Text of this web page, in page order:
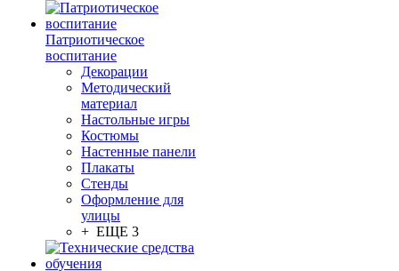
Патриотическое
воспитание
Декорации
Методический
материал
Настольные игры
Костюмы
Настенные панели
Плакаты
Стенды
Оформление для
улицы
+ ЕЩЕ 3